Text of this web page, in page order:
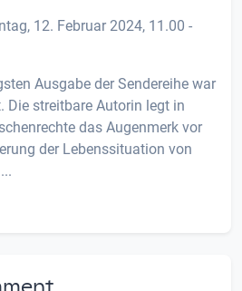
12. Februar 2024, 11.00 -
Ausgabe der Sendereihe war
Die streitbare Autorin legt in
das Augenmerk vor
der Lebenssituation von